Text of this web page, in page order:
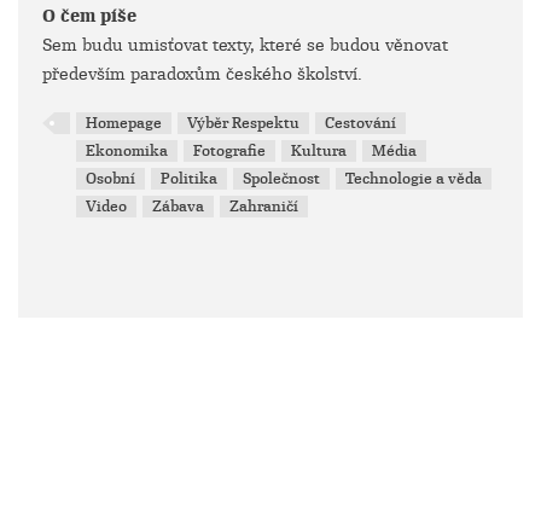
O čem píše
Sem budu umisťovat texty, které se budou věnovat
především paradoxům českého školství.
Homepage Výběr Respektu
Cestování
Ekonomika
Fotografie Kultura
Média
Osobní
Politika Společnost
Technologie a věda
Video
Zábava Zahraničí